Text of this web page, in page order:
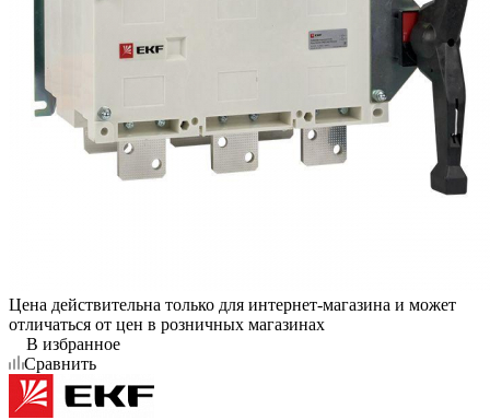
Цена действительна только для интернет-магазина и может
отличаться от цен в розничных магазинах
В избранное
Сравнить